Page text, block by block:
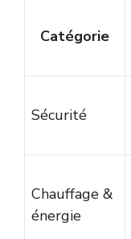
Catégorie
Sécurité
Chauffage &
énergie